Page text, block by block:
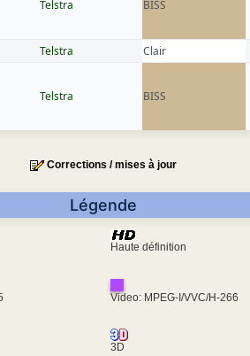
Telstra BISS
Telstra Clair
Telstra BISS
Corrections / mises à jour
Légende
Haute définition
Video: MPEG-I/VVC/H-266
3D